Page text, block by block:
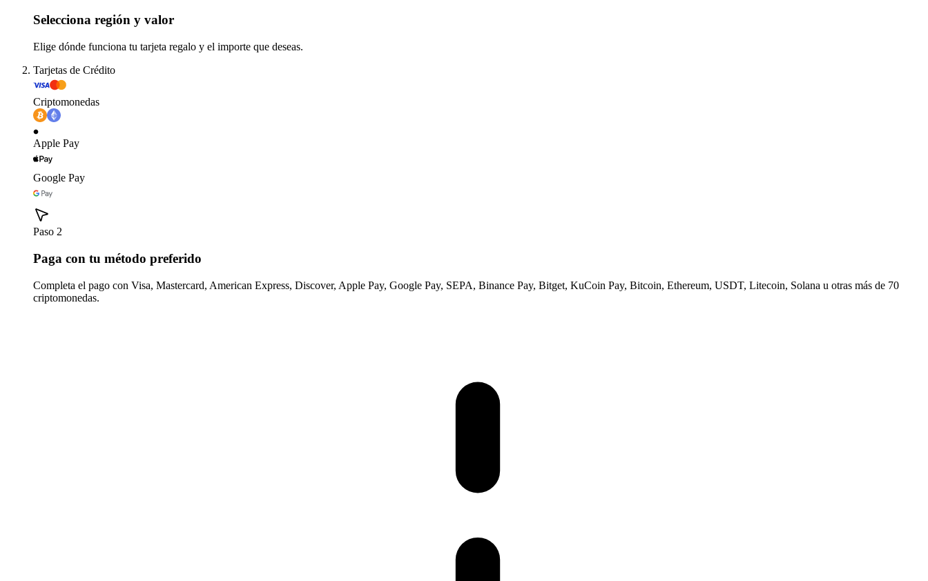
Selecciona región y valor
Elige dónde funciona tu tarjeta regalo y el importe que deseas.
Tarjetas de Crédito
Criptomonedas
Apple Pay
Google Pay
Paso 2
Paga con tu método preferido
Completa el pago con Visa, Mastercard, American Express, Discover, Apple Pay, Google Pay, SEPA, Binance Pay, Bitget, KuCoin Pay, Bitcoin, Ethereum, USDT, Litecoin, Solana u otras más de 70
criptomonedas.